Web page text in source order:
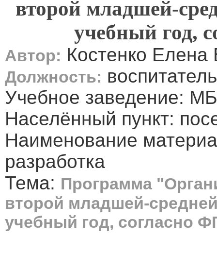
второй младшей-
учебный год,
Автор: Костенко Елена
Должность: воспитатель
Учебное заведение:
Населённый пункт:
Наименование
разработка
Тема: Программа
второй младшей-
учебный год, согласно